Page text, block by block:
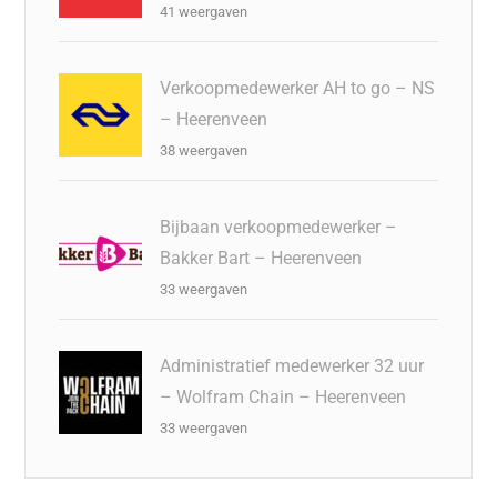
41 weergaven
Verkoopmedewerker AH to go – NS
– Heerenveen
38 weergaven
Bijbaan verkoopmedewerker –
Bakker Bart – Heerenveen
33 weergaven
Administratief medewerker 32 uur
– Wolfram Chain – Heerenveen
33 weergaven